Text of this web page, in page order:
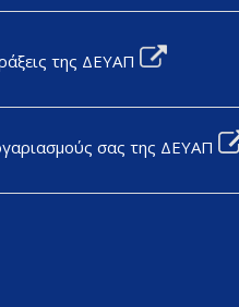
της ΔΕΥΑΠ
σας της ΔΕΥΑΠ